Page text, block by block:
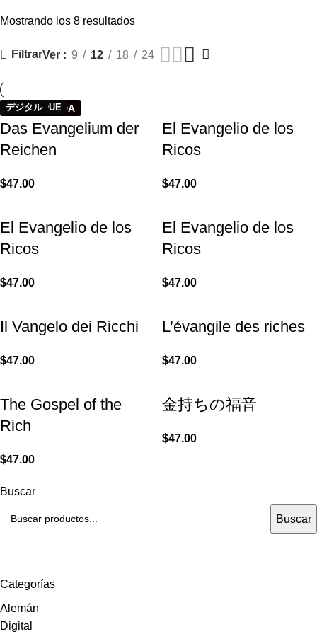
Buscar
Buscar
Categorías
Alemán
Digital
Mostrando los 8 resultados
FiltrarVer 9 12 18 24
DIGITAL
Das Evangelium der
Reichen
$47.00
DIGITAL
El Evangelio de los
Ricos
$47.00
TAPA DURA
El Evangelio de los
Ricos
$47.00
TAPA BLANDA
El Evangelio de los
Ricos
$47.00
DIGITALE
Il Vangelo dei Ricchi
$47.00
NUMÉRIQUE
L’évangile des riches
$47.00
DIGITAL
The Gospel of the
Rich
$47.00
デジタル
金持ちの福音
$47.00